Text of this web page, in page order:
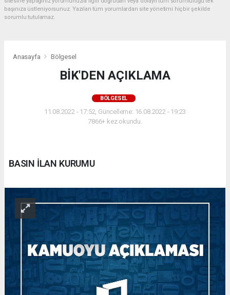
başınıza üstleniyorsunuz. Yazılan tüm yorumlardan site yönetimi hiçbir şekilde
sorumlu tutulamaz.
Anasayfa Bölgesel
BİK'DEN AÇIKLAMA
BÖLGESEL
11.08.2022 - 17:52, Güncelleme: 16.08.2022 - 19:23
7866+ kez okundu.
BASIN İLAN KURUMU